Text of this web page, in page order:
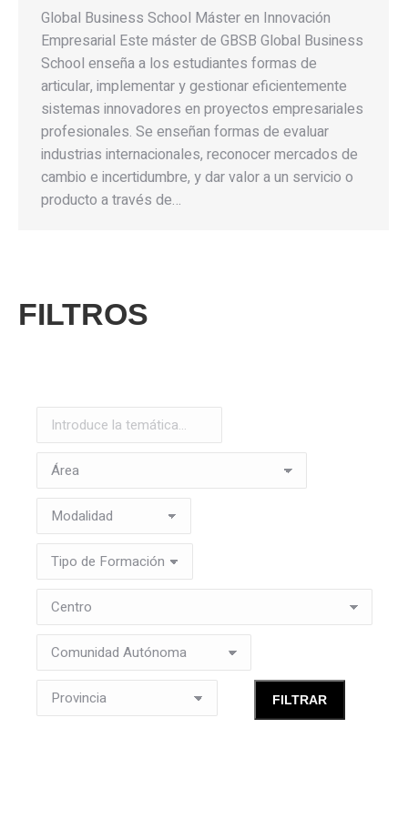
Global Business School Máster en Innovación
Empresarial Este máster de GBSB Global Business
School enseña a los estudiantes formas de
articular, implementar y gestionar eficientemente
sistemas innovadores en proyectos empresariales
profesionales. Se enseñan formas de evaluar
industrias internacionales, reconocer mercados de
cambio e incertidumbre, y dar valor a un servicio o
producto a través de…
FILTROS